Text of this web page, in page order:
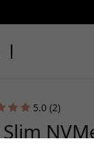
5.0 (2)
Slim
og 8